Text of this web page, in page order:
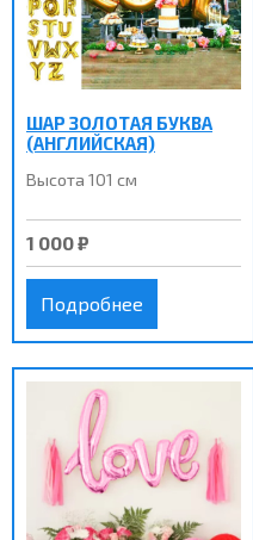
ШАР ЗОЛОТАЯ БУКВА
(АНГЛИЙСКАЯ)
Высота 101 см
1 000 ₽
Подробнее